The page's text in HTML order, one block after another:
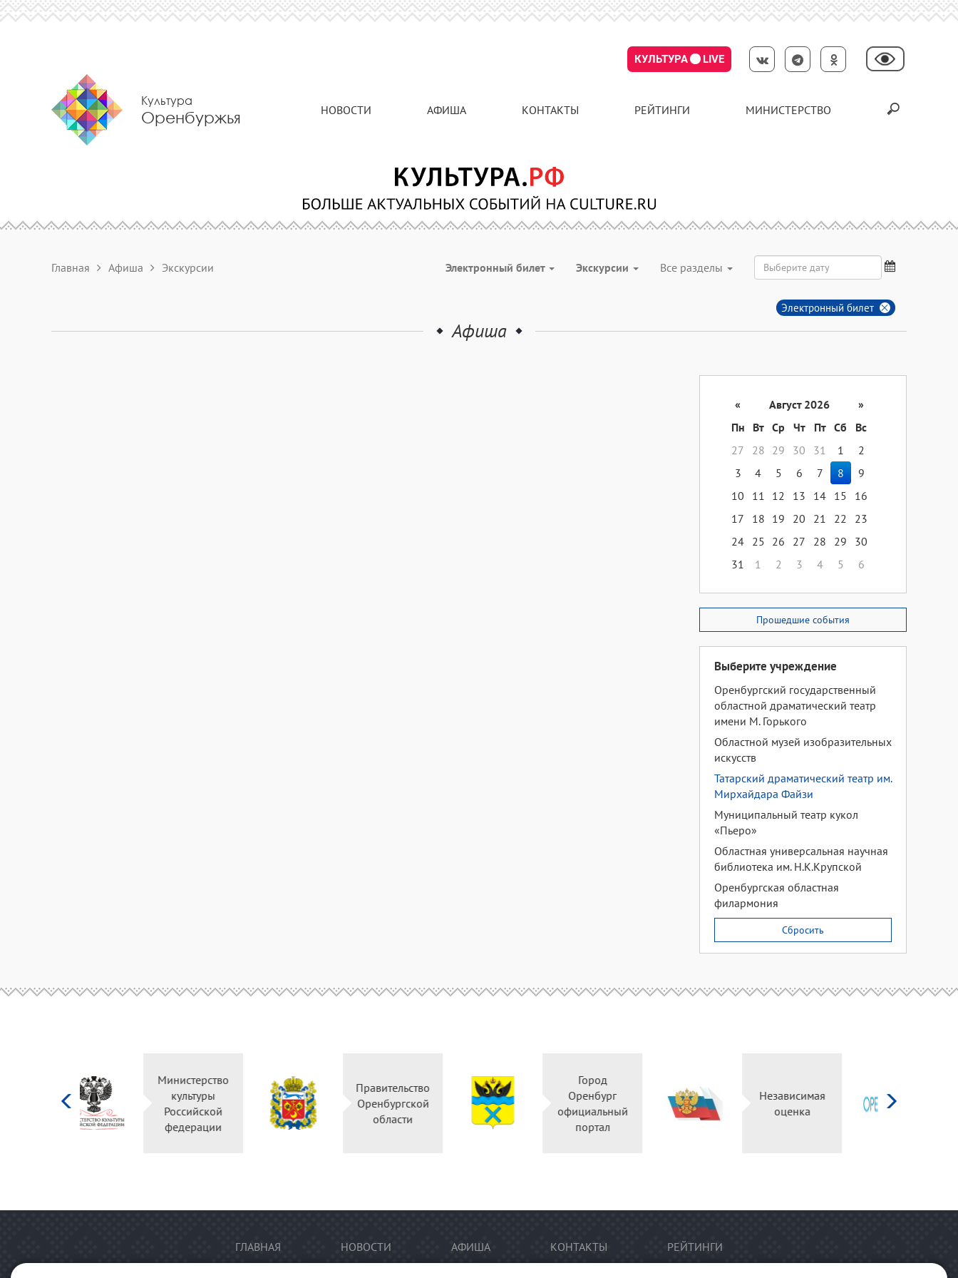
КУЛЬТУРА LIVE
Культура
Оренбуржья НОВОСТИ АФИША КОНТАКТЫ РЕЙТИНГИ МИНИСТЕРСТВО
Главная Афиша Экскурсии Электронный билет Экскурсии Все разделы
Электронный билет
Афиша
« Август 2026
»
Пн
Вт Ср Чт Пт Сб
Вс
27
28 29 30 31 1
2
3
4 5 6 7 8
9
10
11 12 13 14 15
16
17
18 19 20 21 22
23
24 25 26 27 28 29
30
31
1 2 3 4 5 6
Прошедшие события
Выберите учреждение
Оренбургский государственный
областной драматический театр
имени М. Горького
Областной музей изобразительных
искусств
Татарский драматический театр им.
Мирхайдара Файзи
Муниципальный театр кукол
«Пьеро»
Областная универсальная научная
библиотека им. Н.К.Крупской
Оренбургская областная
филармония
Сбросить
Министерство
культуры
Российской
федерации
Правительство
Оренбургской
области
Оренбург
официальный
портал
Независимая
оценка
ГЛАВНАЯ НОВОСТИ АФИША КОНТАКТЫ РЕЙТИНГИ